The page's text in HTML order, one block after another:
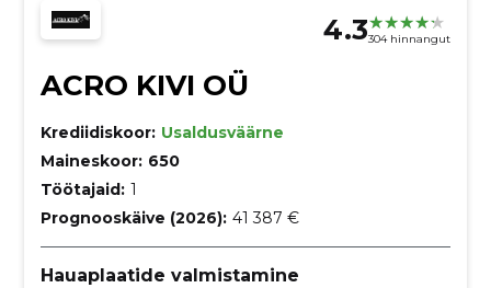
4.3304 hinnangut
ACRO KIVI OÜ
Krediidiskoor: Usaldusväärne
Maineskoor: 650
Töötajaid: 1
Prognooskäive (2026): 41 387 €
Hauaplaatide valmistamine